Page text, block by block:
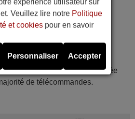
qui utilisent cette
2100 S
type AAA
AAA LR06 tension 1,5 V utilisée
de télécommandes.
expérience utilisateur sur
Veuillez lire notre Politique
et cookies pour en savoir
Personnaliser Accepter